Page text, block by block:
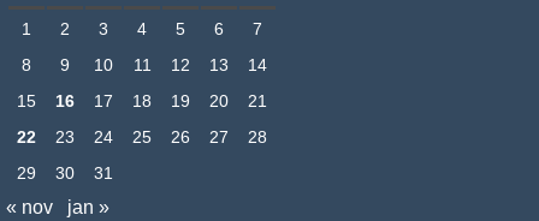
1 2 3 4 5 6
7
8
9 10 11 12 13
14
15
16 17 18 19 20
21
22
23 24 25 26 27
28
29
30 31
« nov jan »